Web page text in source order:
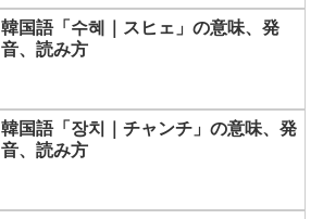
韓国語「수혜｜スヒェ」の意味、発
音、読み方
韓国語「장치｜チャンチ」の意味、発
音、読み方